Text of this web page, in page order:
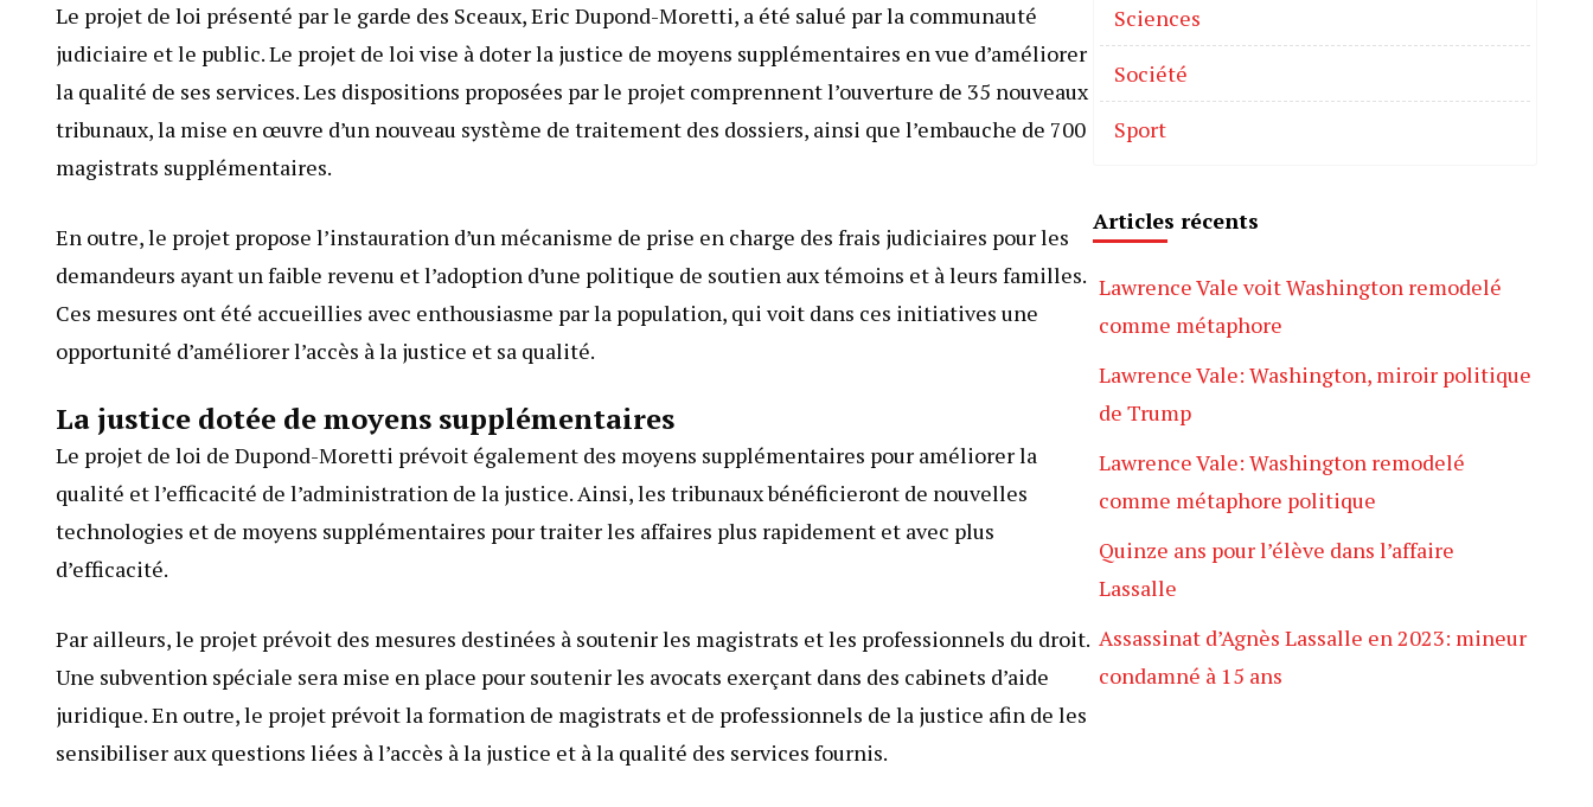
Le projet de loi présenté par le garde des Sceaux, Eric Dupond-Moretti, a été salué par la communauté
judiciaire et le public. Le projet de loi vise à doter la justice de moyens supplémentaires en vue d’améliorer
la qualité de ses services. Les dispositions proposées par le projet comprennent l’ouverture de 35 nouveaux
tribunaux, la mise en œuvre d’un nouveau système de traitement des dossiers, ainsi que l’embauche de 700
magistrats supplémentaires.
En outre, le projet propose l’instauration d’un mécanisme de prise en charge des frais judiciaires pour les
demandeurs ayant un faible revenu et l’adoption d’une politique de soutien aux témoins et à leurs familles.
Ces mesures ont été accueillies avec enthousiasme par la population, qui voit dans ces initiatives une
opportunité d’améliorer l’accès à la justice et sa qualité.
La justice dotée de moyens supplémentaires
Le projet de loi de Dupond-Moretti prévoit également des moyens supplémentaires pour améliorer la
qualité et l’efficacité de l’administration de la justice. Ainsi, les tribunaux bénéficieront de nouvelles
technologies et de moyens supplémentaires pour traiter les affaires plus rapidement et avec plus
d’efficacité.
Par ailleurs, le projet prévoit des mesures destinées à soutenir les magistrats et les professionnels du droit.
Une subvention spéciale sera mise en place pour soutenir les avocats exerçant dans des cabinets d’aide
juridique. En outre, le projet prévoit la formation de magistrats et de professionnels de la justice afin de les
sensibiliser aux questions liées à l’accès à la justice et à la qualité des services fournis.
Sciences
Société
Sport
Articles récents
Lawrence Vale voit Washington remodelé
comme métaphore
Lawrence Vale: Washington, miroir politique
de Trump
Lawrence Vale: Washington remodelé
comme métaphore politique
Quinze ans pour l’élève dans l’affaire
Lassalle
Assassinat d’Agnès Lassalle en 2023: mineur
condamné à 15 ans